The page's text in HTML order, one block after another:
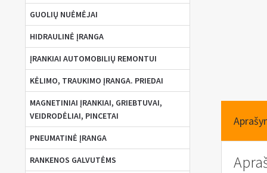
GUOLIŲ NUĖMĖJAI
HIDRAULINĖ ĮRANGA
ĮRANKIAI AUTOMOBILIŲ REMONTUI
KĖLIMO, TRAUKIMO ĮRANGA. PRIEDAI
MAGNETINIAI ĮRANKIAI, GRIEBTUVAI,
VEIDRODĖLIAI, PINCETAI
PNEUMATINĖ ĮRANGA
RANKENOS GALVUTĖMS